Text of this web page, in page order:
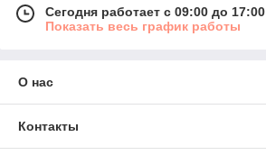
Сегодня работает с 09:00 до 17:00
Показать весь график работы
О нас
Контакты